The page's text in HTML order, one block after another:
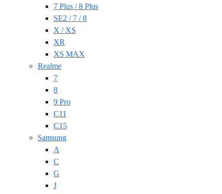
7 Plus / 8 Plus
SE2 / 7 / 8
X / XS
XR
XS MAX
Realme
7
8
9 Pro
C11
C15
Samsung
A
C
G
J